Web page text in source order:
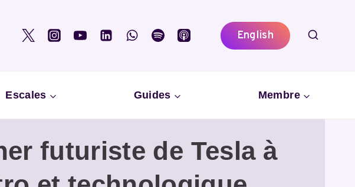
English
Escales Guides Membre
futuriste de Tesla à